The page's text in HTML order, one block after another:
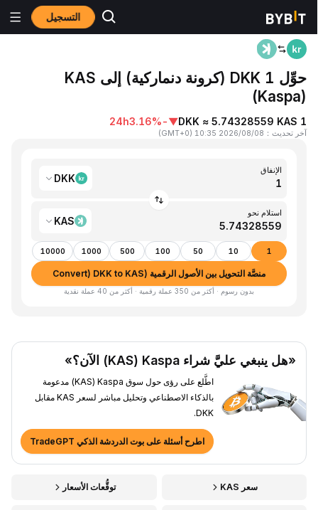
التسجيل المنزٍل DKK to KAS
حوِّل 1 DKK (كرونة دنماركية) إلى KAS
(Kaspa)
1 DKK ≈ 5.74328559 KAS
▼
-3.16%
24h
آخر تحديث：
2026/08/08 10:35
(
GMT+0
)
الإنفاق
DKK
استلام نحو
KAS
1
10
50
100
500
1000
10000
منصَّة التحويل بين الأصول الرقمية (Convert) DKK to KAS
بدون رسوم · أكثر من 350 عملة رقمية · أكثر من 40 عملة نقدية
«هل ينبغي عليَّ شراء Kaspa ‏(KAS) الآن؟»
اطَّلع على رؤى حول سوق Kaspa ‏(KAS) مدعومة
بالذكاء الاصطناعي وتحليل مباشر لسعر KAS مقابل
DKK.
اطرح أسئلة على بوت الدردشة الذكي TradeGPT
سعر KAS توقُّعات الأسعار